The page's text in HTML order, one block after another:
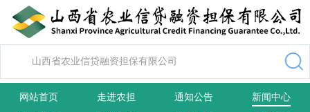
网站首页 走进农担 通知公告
新闻中心